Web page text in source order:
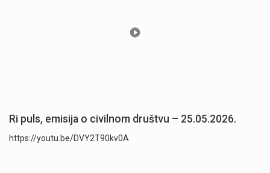
Ri puls, emisija o civilnom društvu – 25.05.2026.
https://youtu.be/DVY2T90kv0A